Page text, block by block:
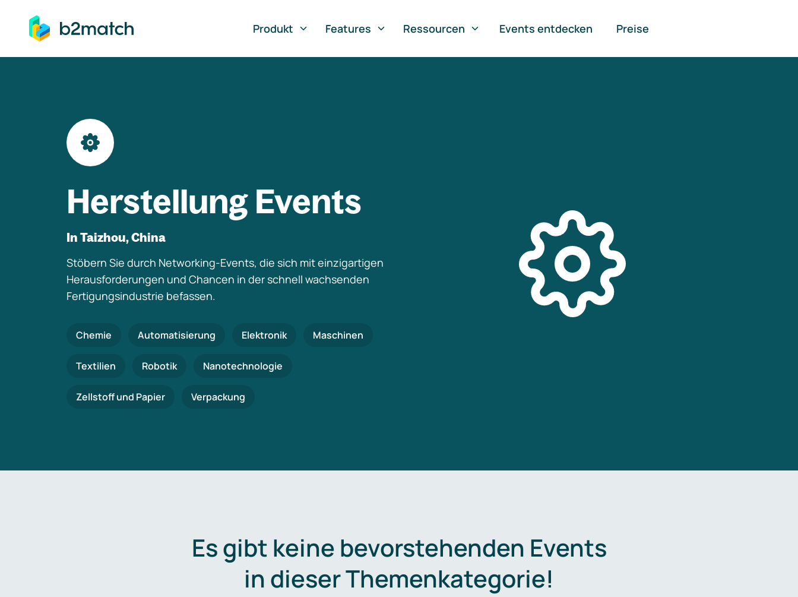
springen
Produkt
Features Ressourcen Events entdecken Preise
Herstellung Events
In Taizhou, China
Stöbern Sie durch Networking-Events, die sich mit einzigartigen
Herausforderungen und Chancen in der schnell wachsenden
Fertigungsindustrie befassen.
Chemie Automatisierung Elektronik Maschinen
Textilien Robotik Nanotechnologie
Zellstoff und Papier Verpackung
Es gibt keine bevorstehenden Events
in dieser Themenkategorie!